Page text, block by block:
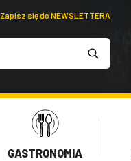
Zapisz się do NEWSLETTERA
GASTRONOMIA